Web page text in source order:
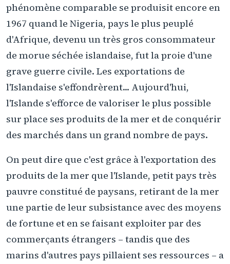
phénomène comparable se produisit encore en
1967 quand le Nigeria, pays le plus peuplé
d'Afrique, devenu un très gros consommateur
de morue séchée islandaise, fut la proie d'une
grave guerre civile. Les exportations de
l'Islandaise s'effondrèrent... Aujourd'hui,
l'Islande s'efforce de valoriser le plus possible
sur place ses produits de la mer et de conquérir
des marchés dans un grand nombre de pays.
On peut dire que c'est grâce à l'exportation des
produits de la mer que l'Islande, petit pays très
pauvre constitué de paysans, retirant de la mer
une partie de leur subsistance avec des moyens
de fortune et en se faisant exploiter par des
commerçants étrangers – tandis que des
marins d'autres pays pillaient ses ressources – a